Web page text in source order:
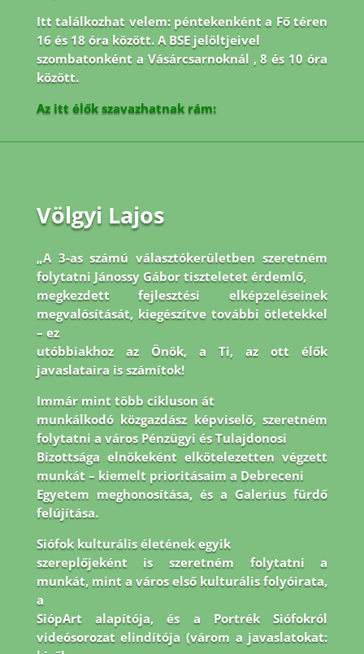
Itt találkozhat velem: péntekenként a Fő téren
16 és 18 óra között. A BSE jelöltjeivel
szombatonként a Vásárcsarnoknál , 8 és 10 óra
között.
Az itt élők szavazhatnak rám:
Völgyi Lajos
„A 3-as számú választókerületben szeretném
folytatni Jánossy Gábor tiszteletet érdemlő,
megkezdett fejlesztési elképzeléseinek
megvalósítását, kiegészítve további ötletekkel
– ez
utóbbiakhoz az Önök, a Ti, az ott élők
javaslataira is számítok!
Immár mint több cikluson át
munkálkodó közgazdász képviselő, szeretném
folytatni a város Pénzügyi és Tulajdonosi
Bizottsága elnökeként elkötelezetten végzett
munkát – kiemelt prioritásaim a Debreceni
Egyetem meghonosítása, és a Galerius fürdő
felújítása.
Siófok kulturális életének egyik
szereplőjeként is szeretném folytatni a
munkát, mint a város első kulturális folyóirata,
a
SiópArt alapítója, és a Portrék Siófokról
videósorozat elindítója (várom a javaslatokat: